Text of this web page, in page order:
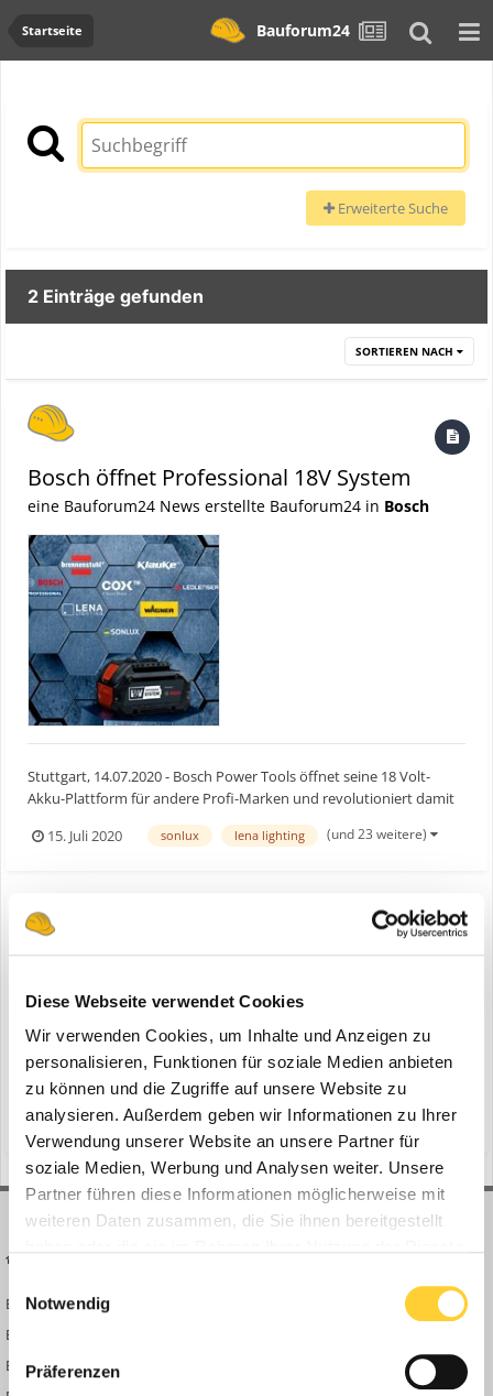
Diese Webseite verwendet Cookies
Wir verwenden Cookies, um Inhalte und Anzeigen zu
personalisieren, Funktionen für soziale Medien anbieten
zu können und die Zugriffe auf unsere Website zu
analysieren. Außerdem geben wir Informationen zu Ihrer
Verwendung unserer Website an unsere Partner für
soziale Medien, Werbung und Analysen weiter. Unsere
Partner führen diese Informationen möglicherweise mit
weiteren Daten zusammen, die Sie ihnen bereitgestellt
Notwendig
Präferenzen
Startseite Bauforum24
Erweiterte Suche
2 Einträge gefunden
SORTIEREN NACH
Bosch öffnet Professional 18V System
eine Bauforum24 News erstellte Bauforum24 in Bosch
Stuttgart, 14.07.2020 - Bosch Power Tools öffnet seine 18 Volt-
Akku-Plattform für andere Profi-Marken und revolutioniert damit
das Akku-Segment für den professionellen Verwender. „Wir geben
den Handwerkern Werkzeuge an die Hand, mit denen sie das beste
15. Juli 2020 sonlux lena lighting (und 23 weitere)
ein Thema erstellte Bauforum24 inNews aus der
Stuttgart, 14.07.2020 - Bosch Power Tools öffnet seine 18 Volt-
Akku-Plattform für andere Profi-Marken und revolutioniert damit
das Akku-Segment für den professionellen Verwender. „Wir geben
den Handwerkern Werkzeuge an die Hand, mit denen sie das beste
Ergebnis schneller, einfacher, günstiger und si...
15. Juli 2020 wagner sonlux (und 23 weitere)
Bauforum24 News
Bauforum24 TV
BF24 Mediathek